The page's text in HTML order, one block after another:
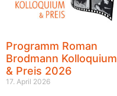
Programm Roman
Brodmann Kolloquium
& Preis 2026
17. April 2026